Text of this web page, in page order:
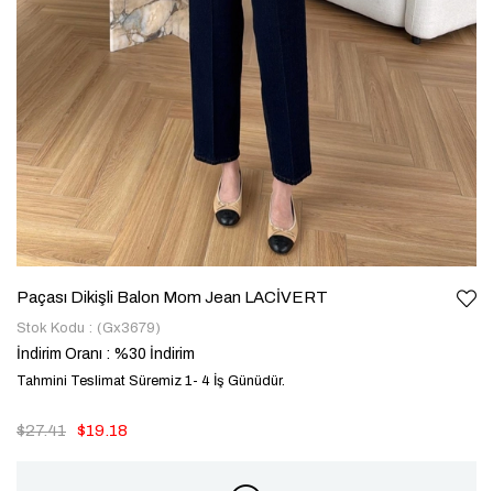
Paçası Dikişli Balon Mom Jean LACİVERT
Stok Kodu (Gx3679)
İndirim Oranı : %30 İndirim
Tahmini Teslimat Süremiz 1- 4 İş Günüdür.
$27.41 $19.18